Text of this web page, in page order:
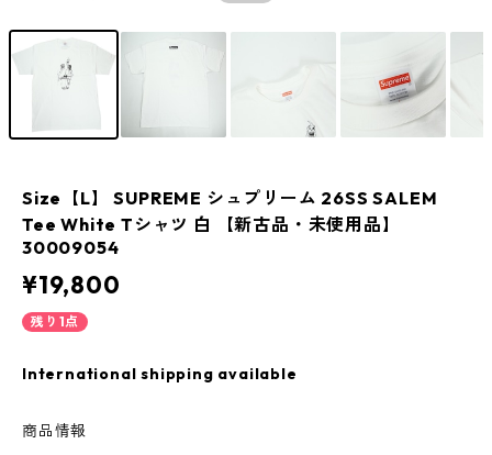
Size【L】 SUPREME シュプリーム 26SS SALEM
Tee White Tシャツ 白 【新古品・未使用品】
30009054
¥19,800
残り1点
International shipping available
商品情報